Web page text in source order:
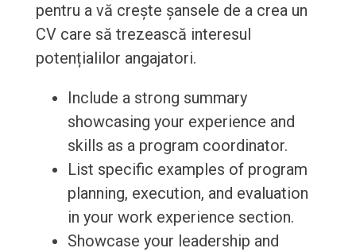
pentru a vă crește șansele de a crea un
CV care să trezească interesul
potențialilor angajatori.
Include a strong summary
showcasing your experience and
skills as a program coordinator.
List specific examples of program
planning, execution, and evaluation
in your work experience section.
Showcase your leadership and